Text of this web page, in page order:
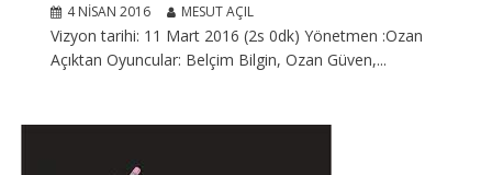
4 NISAN 2016 MESUT AÇIL
Vizyon tarihi: 11 Mart 2016 (2s 0dk) Yönetmen :Ozan
Açıktan Oyuncular: Belçim Bilgin, Ozan Güven,...